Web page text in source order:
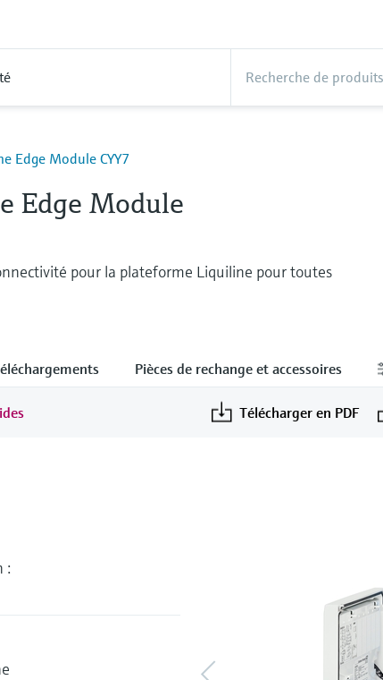
Edge Module CYY7
Edge Module
pour la plateforme Liquiline pour toutes
Pièces de rechange et accessoires
Télécharger en PDF
: